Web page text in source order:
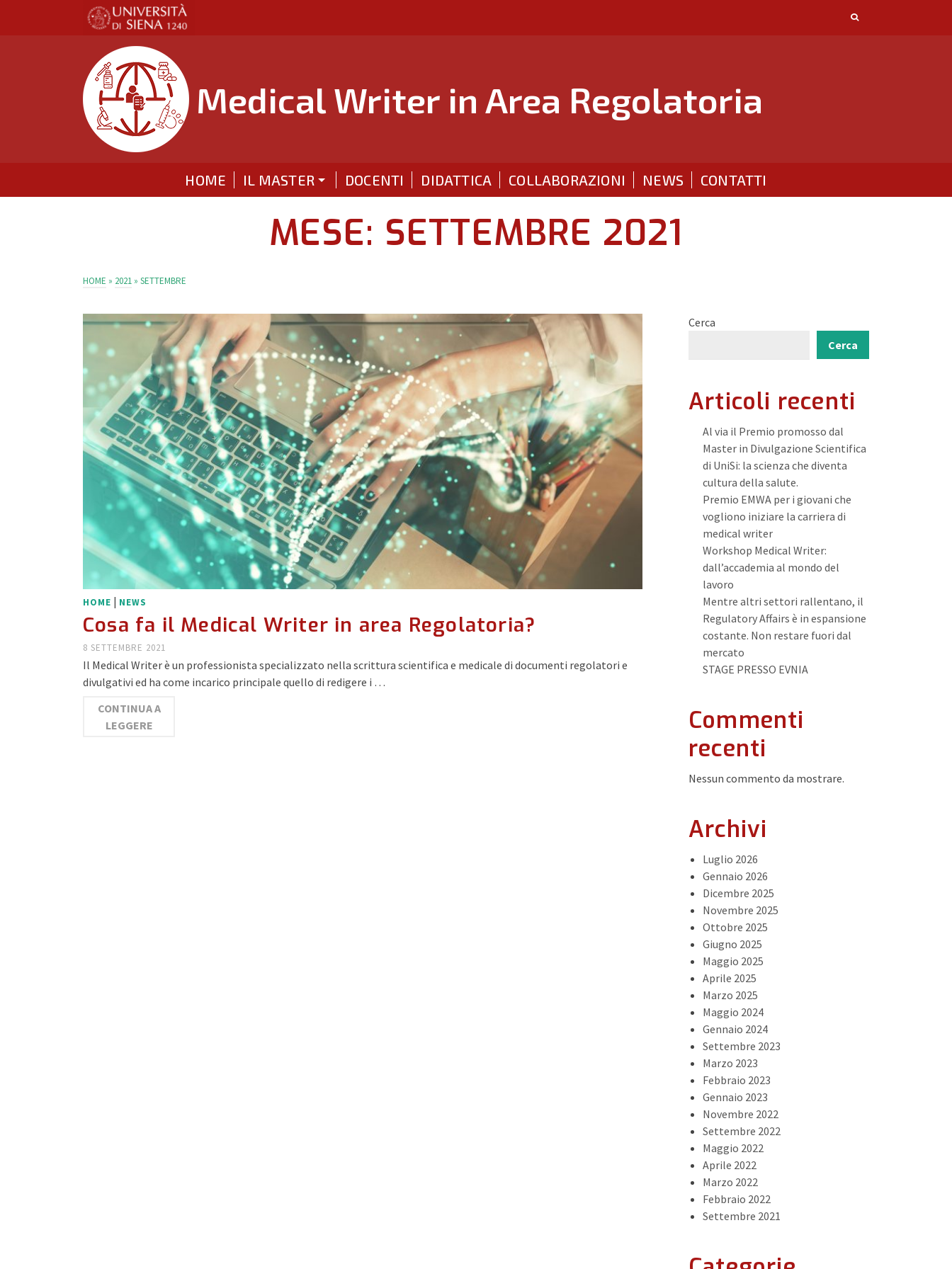
Medical Writer in Area Regolatoria
HOME IL MASTER DOCENTI DIDATTICA COLLABORAZIONI NEWS CONTATTI
MESE: SETTEMBRE 2021
HOME » 2021 » SETTEMBRE
HOME | NEWS
Cosa fa il Medical Writer in area Regolatoria?
8 SETTEMBRE 2021
Il Medical Writer è un professionista specializzato nella scrittura scientifica e medicale di documenti regolatori e
divulgativi ed ha come incarico principale quello di redigere i …
CONTINUA A
LEGGERE
Cerca
Cerca
Articoli recenti
Al via il Premio promosso dal
Master in Divulgazione Scientifica
di UniSi: la scienza che diventa
cultura della salute.
Premio EMWA per i giovani che
vogliono iniziare la carriera di
medical writer
Workshop Medical Writer:
dall’accademia al mondo del
lavoro
Mentre altri settori rallentano, il
Regulatory Affairs è in espansione
costante. Non restare fuori dal
mercato
STAGE PRESSO EVNIA
Commenti
recenti
Nessun commento da mostrare.
Archivi
Luglio 2026
Gennaio 2026
Dicembre 2025
Novembre 2025
Ottobre 2025
Giugno 2025
Maggio 2025
Aprile 2025
Marzo 2025
Maggio 2024
Gennaio 2024
Settembre 2023
Marzo 2023
Febbraio 2023
Gennaio 2023
Novembre 2022
Settembre 2022
Maggio 2022
Aprile 2022
Marzo 2022
Febbraio 2022
Settembre 2021